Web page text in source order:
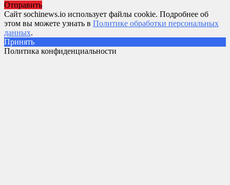
Отправить
Сайт sochinews.io использует файлы cookie. Подробнее об
этом вы можете узнать в Политике обработки персональных
данных.
Принять
Политика конфиденциальности